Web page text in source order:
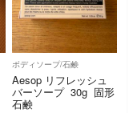
ボディソープ/石鹸
Aesop リフレッシュ
バーソープ 30g 固形
石鹸